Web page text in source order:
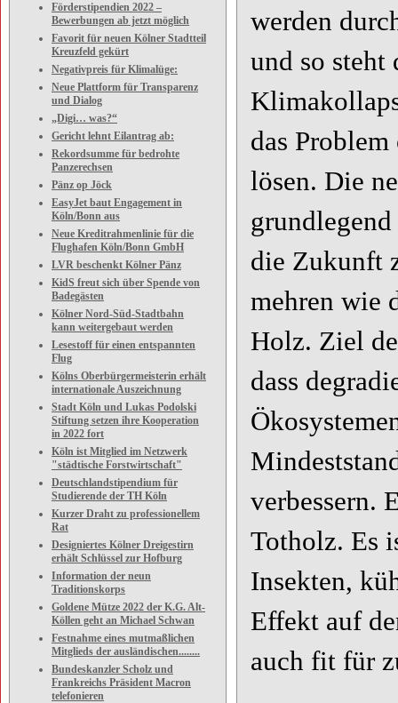
Förderstipendien 2022 –
Bewerbungen ab jetzt möglich
Favorit für neuen Kölner Stadtteil
Kreuzfeld gekürt
Negativpreis für Klimalüge:
Neue Plattform für Transparenz
und Dialog
„Digi… was?“
Gericht lehnt Eilantrag ab:
Rekordsumme für bedrohte
Panzerechsen
Pänz op Jöck
EasyJet baut Engagement in
Köln/Bonn aus
Neue Kreditrahmenlinie für die
Flughafen Köln/Bonn GmbH
LVR beschenkt Kölner Pänz
KidS freut sich über Spende von
Badegästen
Kölner Nord-Süd-Stadtbahn
kann weitergebaut werden
Lesestoff für einen entspannten
Flug
Kölns Oberbürgermeisterin erhält
internationale Auszeichnung
Stadt Köln und Lukas Podolski
Stiftung setzen ihre Kooperation
in 2022 fort
Köln ist Mitglied im Netzwerk
"städtische Forstwirtschaft"
Deutschlandstipendium für
Studierende der TH Köln
Kurzer Draht zu professionellem
Rat
Designiertes Kölner Dreigestirn
erhält Schlüssel zur Hofburg
Information der neun
Traditionskorps
Goldene Mütze 2022 der K.G. Alt-
Köllen geht an Michael Schwan
Festnahme eines mutmaßlichen
Mitglieds der ausländischen........
Bundeskanzler Scholz und
Frankreichs Präsident Macron
telefonieren
werden
und so steht
das
lösen. Die
die Zukunft
mehren wie
Holz. Ziel
dass
verbessern.
Totholz. Es
Insekten,
Effekt auf
auch fit für